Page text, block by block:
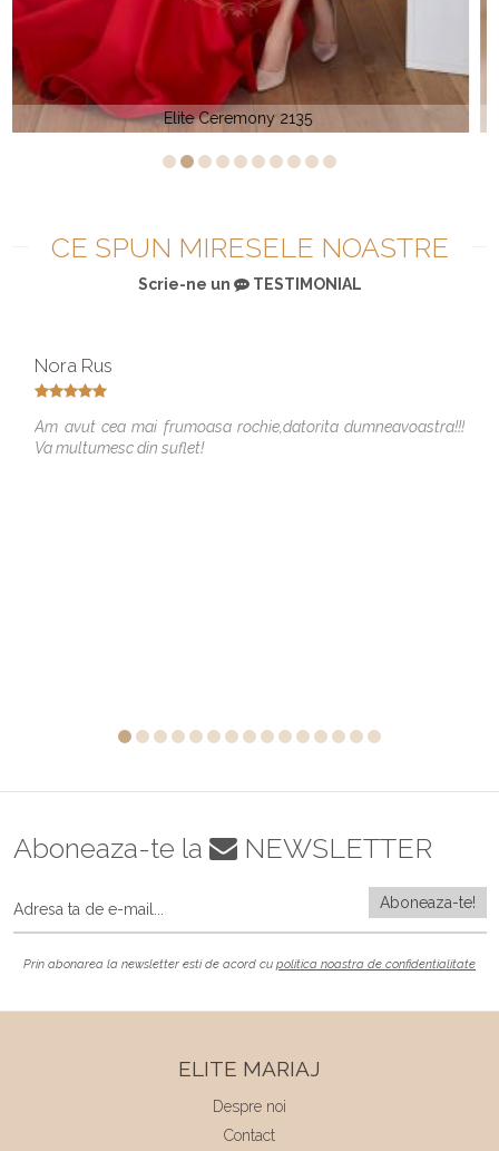
Sparkle 71574
CE SPUN MIRESELE NOASTRE
Scrie-ne un TESTIMONIAL
Nora Rus
Am avut cea mai frumoasa rochie,datorita dumneavoastra!!!
Va multumesc din suflet!
Aboneaza-te la NEWSLETTER
Prin abonarea la newsletter esti de acord cu politica noastra de confidentialitate
ELITE MARIAJ
Despre noi
Contact